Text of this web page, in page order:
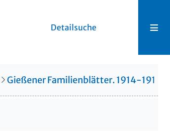
Detailsuche
Gießener Familienblätter. 1914-1914